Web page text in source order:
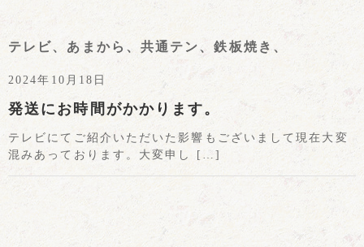
テレビ、あまから、共通テン、鉄板焼き、
2024年10月18日
発送にお時間がかかります。
テレビにてご紹介いただいた影響もございまして現在大変
混みあっております。大変申し […]